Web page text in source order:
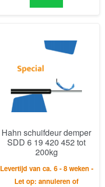
Hahn schuifdeur demper
SDD 6 19 420 452 tot
200kg
Levertijd van ca. 6 - 8 weken -
Let op: annuleren of